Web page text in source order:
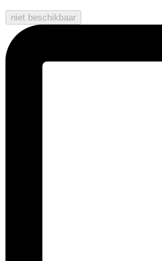
niet beschikbaar